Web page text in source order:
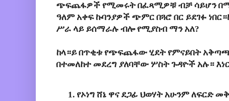
ጭፍጨፋዎች የሚመሩት በፈጻሚዎቹ ብቻ ሳይሆን
ዓለም አቀፍ ኩባንያዎች ጭምር በጓሮ በር ይደገፉ
ሥራ ላይ ይሰማራሉ ብሎ የሚያስብ ማን አለ?
ከላ።ይ በጥቂቱ የጭፍጨፋው ሂደት የምናይበት
በተመለከተ መደረግ ያለባቸው ሦስት ጉዳዮች አሉ።
የኦነግ ሸኔ ዋና ደጋፊ ህወሃት አሁንም ለፍርድ